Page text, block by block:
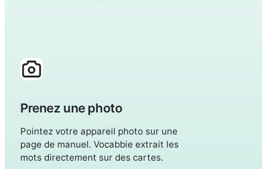
Prenez une photo
Pointez votre appareil photo sur une
page de manuel. Vocabbie extrait les
mots directement sur des cartes.